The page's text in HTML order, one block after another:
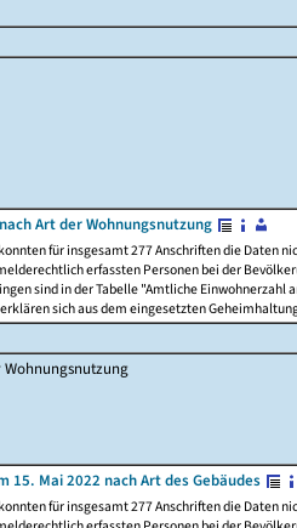
Art der Wohnungsnutzung
für insgesamt 277 Anschriften die Daten
erfassten Personen bei der
sind in der Tabelle "Amtliche
sich aus dem eingesetzten
15. Mai 2022 nach Art des Gebäudes
für insgesamt 277 Anschriften die Daten